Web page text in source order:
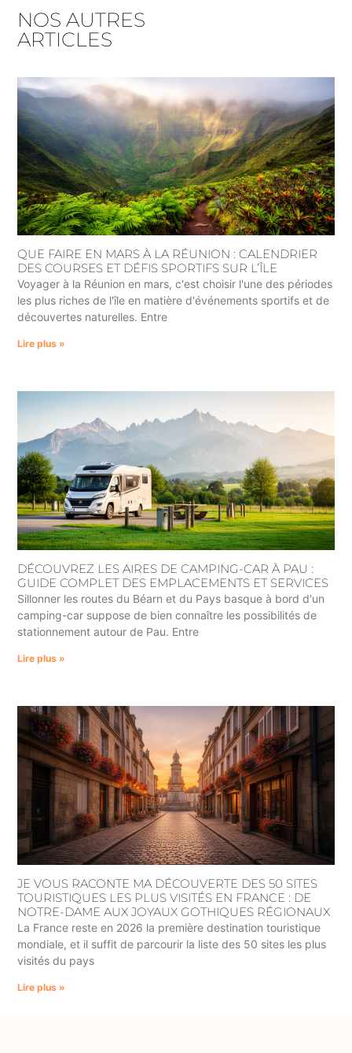
NOS AUTRES
ARTICLES
QUE FAIRE EN MARS À LA RÉUNION : CALENDRIER
DES COURSES ET DÉFIS SPORTIFS SUR L’ÎLE
Voyager à la Réunion en mars, c'est choisir l'une des périodes
les plus riches de l'île en matière d'événements sportifs et de
découvertes naturelles. Entre
Lire plus »
DÉCOUVREZ LES AIRES DE CAMPING-CAR À PAU :
GUIDE COMPLET DES EMPLACEMENTS ET SERVICES
Sillonner les routes du Béarn et du Pays basque à bord d'un
camping-car suppose de bien connaître les possibilités de
stationnement autour de Pau. Entre
Lire plus »
JE VOUS RACONTE MA DÉCOUVERTE DES 50 SITES
TOURISTIQUES LES PLUS VISITÉS EN FRANCE : DE
NOTRE-DAME AUX JOYAUX GOTHIQUES RÉGIONAUX
La France reste en 2026 la première destination touristique
mondiale, et il suffit de parcourir la liste des 50 sites les plus
visités du pays
Lire plus »